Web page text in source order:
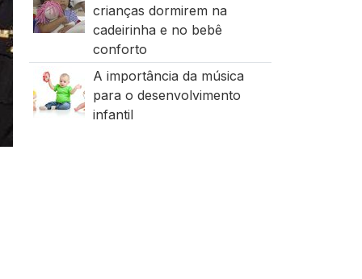
crianças dormirem na
cadeirinha e no bebê
conforto
A importância da música
para o desenvolvimento
infantil